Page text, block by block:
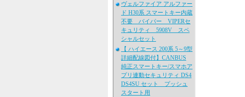
ヴェルファイア アルファー
ド H30系 スマートキー内蔵
不要 バイパー VIPERセ
キュリティ 5908V スペ
シャルセット
【 ハイエース 200系 5～9型
詳細配線図付】CANBUS
純正スマートキー/スマホア
プリ連動セキュリティ DS4
DS4SU セット プッシュ
スタート用